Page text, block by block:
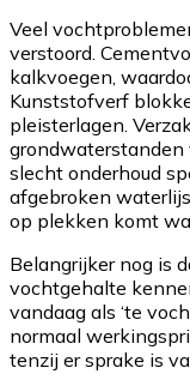
Veel
verstoord.
kalkvoegen,
Kunststofverf
pleisterlagen.
grondwaterstanden
slecht onderhoud
afgebroken
op plekken komt
Belangrijker nog is
vochtgehalte
vandaag als ‘te
normaal
tenzij er sprake is